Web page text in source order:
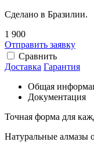
Сделано в Бразилии.
1 900
Отправить заявку
Сравнить
Доставка Гарантия
Общая
Документация
Точная форма для
Натуральные алмазы